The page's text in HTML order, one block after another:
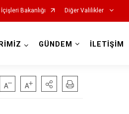
İçişleri Bakanlığı Diğer Valilikler
GÜNDEM İLETİŞİM